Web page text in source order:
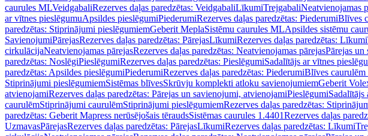
caurules MLVeidgabaliRezerves daļas paredzētas: VeidgabaliLīkumiTrejgabaliNeatvienojamas
ar vītnes pieslēgumuApsildes pieslēgumiPiederumiRezerves daļas paredzētas: PiederumiBlīves
paredzētas: Stiprinājumi pieslēgumiemGeberit MeplaSistēmu caurules MLApsildes sistēmu
SavienojumiPārejasRezerves daļas paredzētas: PārejasLīkumiRezerves daļas paredzētas: Līkumi
cirkulācijaNeatvienojamas pārejasRezerves daļas paredzētas: Neatvienojamas pārejasPārejas
paredzētas: NoslēgiPieslēgumiRezerves daļas paredzētas: PieslēgumiSadalītājs ar vītnes
paredzētas: Apsildes pieslēgumiPiederumiRezerves daļas paredzētas: PiederumiBlīves
Stiprinājumi pieslēgumiemSistēmas blīvesSkrūvju komplekti atloku savienojumiemGeberit
atvienojamiRezerves daļas paredzētas: Pārejas un savienojumi, atvienojamiPieslēgumiSadalītājs
caurulēmStiprinājumi caurulēmStiprinājumi pieslēgumiemRezerves daļas paredzētas:
paredzētas: Geberit Mapress nerūsējošais tēraudsSistēmas caurules 1.4401Rezerves daļas
UzmavasPārejasRezerves daļas paredzētas: PārejasLīkumiRezerves daļas paredzētas: Līkumi